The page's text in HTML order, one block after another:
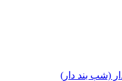
(شب بند دار)